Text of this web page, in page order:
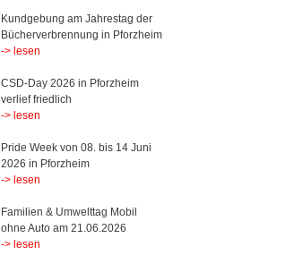
Kundgebung am Jahrestag der
Bücherverbrennung in Pforzheim
-> lesen
CSD-Day 2026 in Pforzheim
verlief friedlich
-> lesen
Pride Week von 08. bis 14 Juni
2026 in Pforzheim
-> lesen
Familien & Umwelttag Mobil
ohne Auto am 21.06.2026
-> lesen